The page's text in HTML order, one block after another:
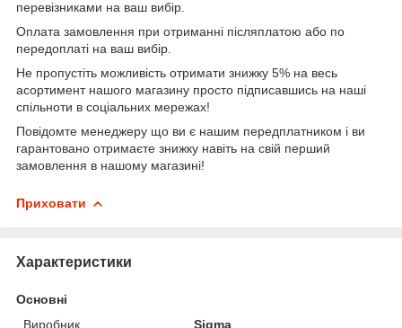
перевізниками на ваш вибір.
Оплата замовлення при отриманні післяплатою або по
передоплаті на ваш вибір.
Не пропустіть можливість отримати знижку 5% на весь
асортимент нашого магазину просто підписавшись на наші
спільноти в соціальних мережах!
Повідомте менеджеру що ви є нашим передплатником і ви
гарантовано отримаєте знижку навіть на свій перший
замовлення в нашому магазині!
Приховати
Характеристики
Основні
Виробник
Sigma